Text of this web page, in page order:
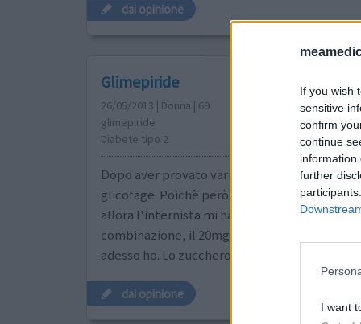
If you wish
sensitive
confirm
continue
information
further
I want
dai opinione
Glimepiride
26/05/2013 | Donna | 69
glimepiride
Diabete tipo 2
Dopo aver provato vari farmaci adesso
glicofage. Poichè però lo zucchero è
allora l'internista mi ha dato il Glimepiride in
combinazione, il 20mg. Con gli utilizzi
adesso ho. Lo zucchero è comunque più basso.
dai opinione